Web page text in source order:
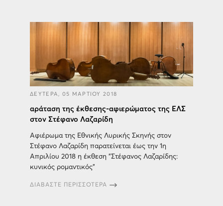
ΔΕΥΤΕΡΑ, 05 ΜΑΡΤΙΟΥ 2018
αράταση της έκθεσης-αφιερώματος της ΕΛΣ
στον Στέφανο Λαζαρίδη
Αφιέρωμα της Εθνικής Λυρικής Σκηνής στον
Στέφανο Λαζαρίδη παρατείνεται έως την 1η
Απριλίου 2018 η έκθεση "Στέφανος Λαζαρίδης:
κυνικός ρομαντικός"
ΔΙΑΒΑΣΤΕ ΠΕΡΙΣΣΟΤΕΡΑ